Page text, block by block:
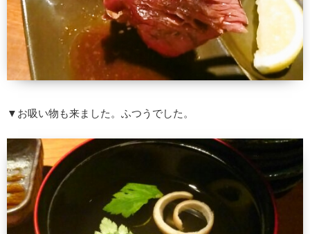
▼お吸い物も来ました。ふつうでした。